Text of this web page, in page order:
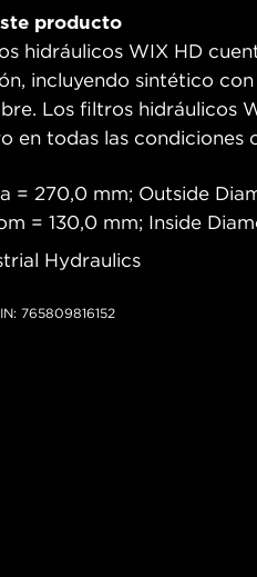
producto
hidráulicos WIX HD
incluyendo sintético
Los filtros hidráulicos
en todas las condiciones
= 270,0 mm; Outside
= 130,0 mm; Inside
Hydraulics
765809816152